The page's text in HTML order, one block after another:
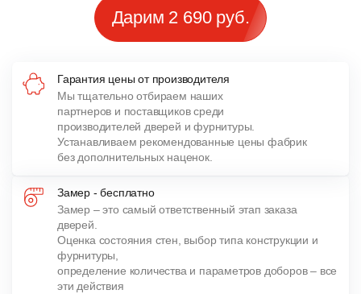
Дарим 2 690 руб.
Гарантия цены от производителя
Мы тщательно отбираем наших
партнеров и поставщиков среди
производителей дверей и фурнитуры.
Устанавливаем рекомендованные цены фабрик
без дополнительных наценок.
Замер - бесплатно
Замер – это самый ответственный этап заказа
дверей.
Оценка состояния стен, выбор типа конструкции и
фурнитуры,
определение количества и параметров доборов – все
эти действия